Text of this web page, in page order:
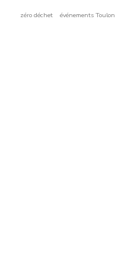
zéro déchet événements Toulon